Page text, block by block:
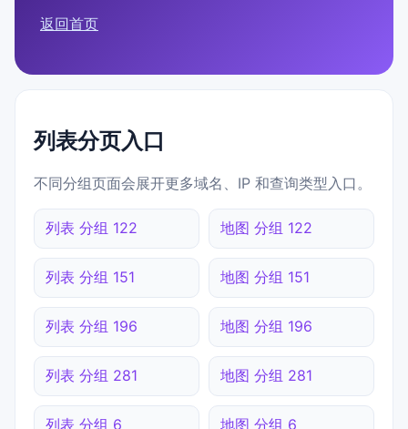
返回首页
列表分页入口
不同分组页面会展开更多域名、IP 和查询类型入口。
列表 分组 122 地图 分组 122
列表 分组 151 地图 分组 151
列表 分组 196 地图 分组 196
列表 分组 281 地图 分组 281
列表 分组 6 地图 分组 6